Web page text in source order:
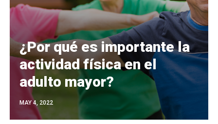
¿Por qué es importante la
actividad física en el
adulto mayor?
MAY 4, 2022